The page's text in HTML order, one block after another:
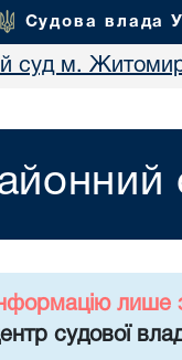
Судова влада
суд м.
лише
судової